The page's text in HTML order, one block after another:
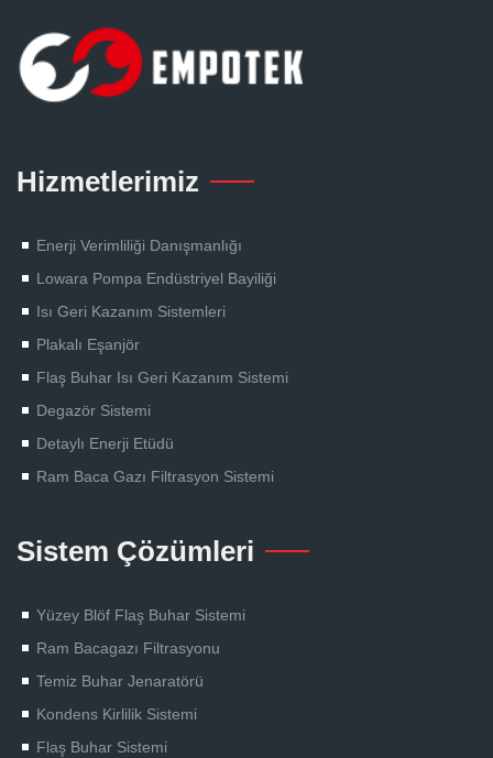
Hizmetlerimiz
Enerji Verimliliği Danışmanlığı
Lowara Pompa Endüstriyel Bayiliği
Isı Geri Kazanım Sistemleri
Plakalı Eşanjör
Flaş Buhar Isı Geri Kazanım Sistemi
Degazör Sistemi
Detaylı Enerji Etüdü
Ram Baca Gazı Filtrasyon Sistemi
Sistem Çözümleri
Yüzey Blöf Flaş Buhar Sistemi
Ram Bacagazı Filtrasyonu
Temiz Buhar Jenaratörü
Kondens Kirlilik Sistemi
Flaş Buhar Sistemi